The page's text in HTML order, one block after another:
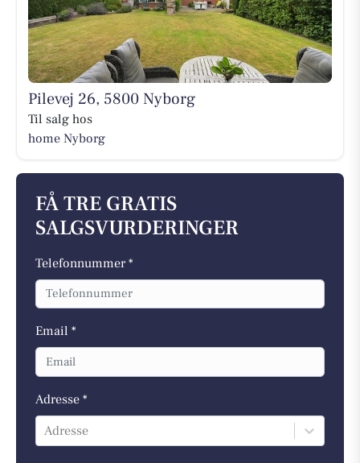
Pilevej 26, 5800 Nyborg
Til salg hos
home Nyborg
FÅ TRE GRATIS
SALGSVURDERINGER
Telefonnummer *
Email *
Adresse *
Adresse